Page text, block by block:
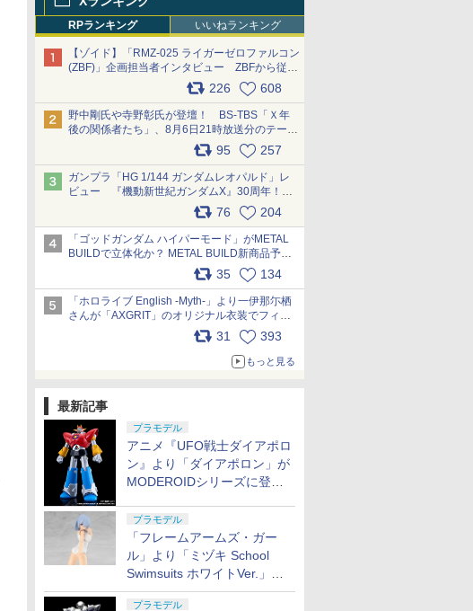
RPランキング いいねランキング
【ゾイド】「RMZ-025 ライガーゼロファルコン
(ZBF)」企画担当者インタビュー ZBFから従来
デザインまで再現可能なボリューム満点のキッ
ト pic.x.com/6zOqQAQKkX
226 608
野中剛氏や寺野彰氏が登壇！ BS-TBS「Ｘ年
後の関係者たち」、8月6日21時放送分のテーマ
は「超合金」！ pic.x.com/uWyt1uyuFm
95 257
ガンプラ「HG 1/144 ガンダムレオパルド」レ
ビュー 『機動新世紀ガンダムX』30周年！イ
ンナーアームガトリングの変形機構まで再現し
最新フォーマットでキット化！
pic.x.com/nszPIDTpbg
76 204
「ゴッドガンダム ハイパーモード」がMETAL
BUILDで立体化か？ METAL BUILD新商品予告
が公開 pic.x.com/HIcLLIM3ar35 134
「ホロライブ English -Myth-」より一伊那尓栖
さんが「AXGRIT」のオリジナル衣装でフィギ
ュア化 pic.x.com/YMGhdIAzNa
31 393
もっと見る
最新記事
プラモデル
アニメ『UFO戦士ダイアポロ
ン』より「ダイアポロン」が
MODEROIDシリーズに登
プラモデル
「フレームアームズ・ガー
ル」より「ミヅキ School
Swimsuits ホワイトVer.」が8
月10日から予約開始決定！
プラモデル